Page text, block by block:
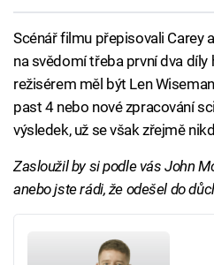
Scénář filmu přepisovali Carey
na svědomí třeba první dva díly
režisérem měl být Len
past 4 nebo nové zpracování
výsledek, už se však zřejmě
Zasloužil by si podle vás John
anebo jste rádi, že odešel do